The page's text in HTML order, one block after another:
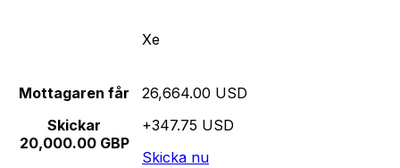
Xe
Mottagaren får
Skickar
20,000.00 GBP
26,664.00 USD
+347.75 USD
Skicka nu